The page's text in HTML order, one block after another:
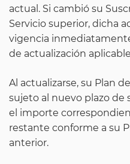
actual. Si cambió su
Servicio superior, dicha
vigencia
de actualización
Al actualizarse, su Plan
sujeto al nuevo plazo de
el importe
restante conforme a su
anterior.